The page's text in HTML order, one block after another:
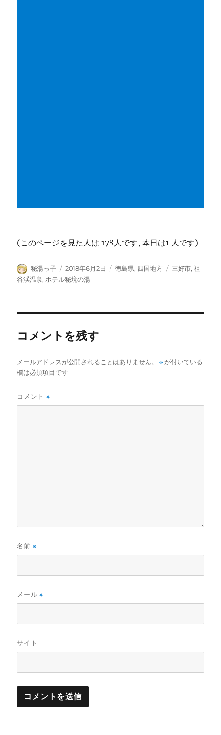
(このページを見た人は 178人です, 本日は1 人です)
投
稿
秘湯っ子
投
稿
2018年6月2日
カ
徳島県, 四国地方
タ
三好市,祖
谷渓温泉, ホテル秘境の湯
コメントを残す
メールアドレスが公開されることはありません。 ※ が付いている
欄は必須項目です
コメント※
名前※
メール※
サイト